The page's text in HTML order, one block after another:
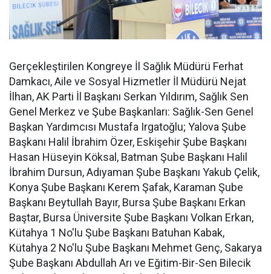
Gerçekleştirilen Kongreye İl Sağlık Müdürü Ferhat
Damkacı, Aile ve Sosyal Hizmetler İl Müdürü Nejat
İlhan, AK Parti İl Başkanı Serkan Yıldırım, Sağlık Sen
Genel Merkez ve Şube Başkanları: Sağlık-Sen Genel
Başkan Yardımcısı Mustafa Irgatoğlu; Yalova Şube
Başkanı Halil İbrahim Özer, Eskişehir Şube Başkanı
Hasan Hüseyin Köksal, Batman Şube Başkanı Halil
İbrahim Dursun, Adıyaman Şube Başkanı Yakub Çelik,
Konya Şube Başkanı Kerem Şafak, Karaman Şube
Başkanı Beytullah Bayır, Bursa Şube Başkanı Erkan
Baştar, Bursa Üniversite Şube Başkanı Volkan Erkan,
Kütahya 1 No'lu Şube Başkanı Batuhan Kabak,
Kütahya 2 No'lu Şube Başkanı Mehmet Genç, Sakarya
Şube Başkanı Abdullah Arı ve Eğitim-Bir-Sen Bilecik